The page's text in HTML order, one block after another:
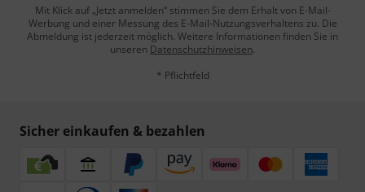
Mit Klick auf „Jetzt anmelden“ stimmen Sie dem Erhalt von E-Mail-
Werbung und einer Messung des E-Mail-Nutzungsverhaltens zu. Die
Abmeldung ist jederzeit möglich. Weitere Informationen finden Sie in
unseren Datenschutzhinweisen.
* Pflichtfeld
Sicher einkaufen & bezahlen